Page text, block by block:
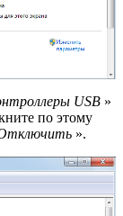
USB »
по этому
».